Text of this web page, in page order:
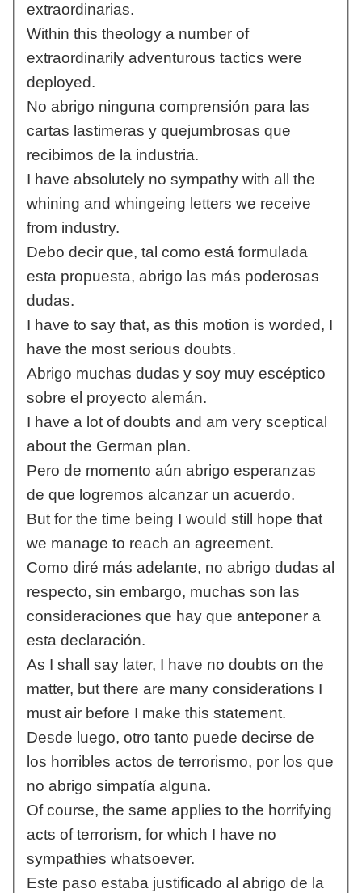
extraordinarias.
Within this theology a number of
extraordinarily adventurous tactics were
deployed.
No abrigo ninguna comprensión para las
cartas lastimeras y quejumbrosas que
recibimos de la industria.
I have absolutely no sympathy with all the
whining and whingeing letters we receive
from industry.
Debo decir que, tal como está formulada
esta propuesta, abrigo las más poderosas
dudas.
I have to say that, as this motion is worded, I
have the most serious doubts.
Abrigo muchas dudas y soy muy escéptico
sobre el proyecto alemán.
I have a lot of doubts and am very sceptical
about the German plan.
Pero de momento aún abrigo esperanzas
de que logremos alcanzar un acuerdo.
But for the time being I would still hope that
we manage to reach an agreement.
Como diré más adelante, no abrigo dudas al
respecto, sin embargo, muchas son las
consideraciones que hay que anteponer a
esta declaración.
As I shall say later, I have no doubts on the
matter, but there are many considerations I
must air before I make this statement.
Desde luego, otro tanto puede decirse de
los horribles actos de terrorismo, por los que
no abrigo simpatía alguna.
Of course, the same applies to the horrifying
acts of terrorism, for which I have no
sympathies whatsoever.
Este paso estaba justificado al abrigo de la